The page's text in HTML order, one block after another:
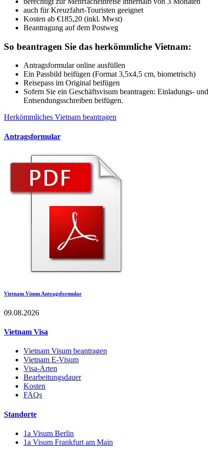
auch für Kreuzfahrt-Touristen geeignet
Kosten ab €185,20 (inkl. Mwst)
Beantragung auf dem Postweg
So beantragen Sie das herkömmliche Vietnam:
Antragsformular online ausfüllen
Ein Passbild beifügen (Format 3,5x4,5 cm, biometrisch)
Reisepass im Original beifügen
Sofern Sie ein Geschäftsvisum beantragen: Einladungs- und
Entsendungsschreiben beifügen.
Herkömmliches Vietnam beantragen
Antragsformular
Vietnam Visum Antragsformular
09.08.2026
Vietnam Visa
Vietnam Visum beantragen
Vietnam E-Visum
Visa-Arten
Bearbeitungsdauer
Kosten
FAQs
Standorte
1a Visum Berlin
1a Visum Frankfurt am Main